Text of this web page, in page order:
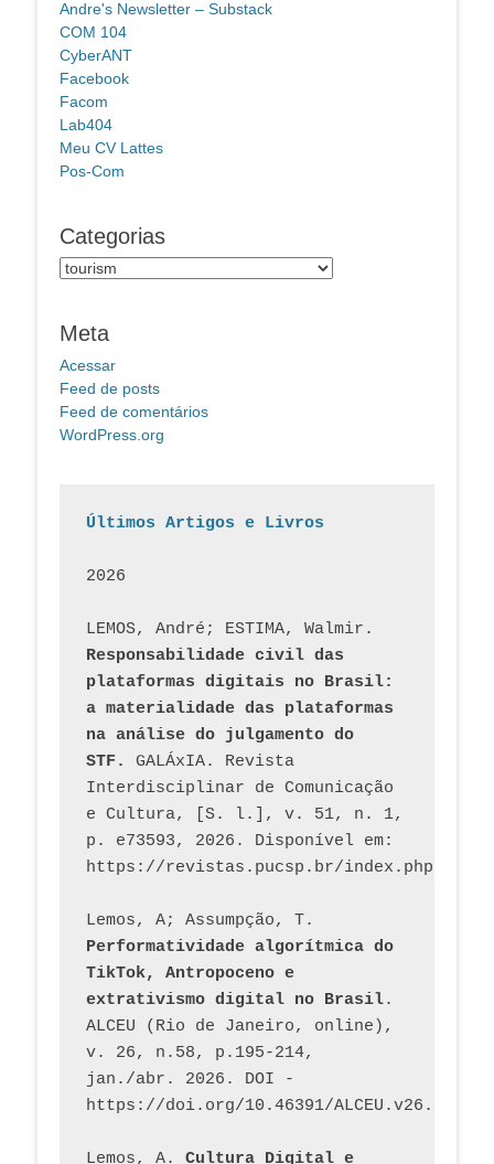
Andre's Newsletter – Substack
COM 104
CyberANT
Facebook
Facom
Lab404
Meu CV Lattes
Pos-Com
Categorias
Categorias
Meta
Acessar
Feed de posts
Feed de comentários
WordPress.org
Últimos Artigos e Livros
2026
Responsabilidade civil das
plataformas digitais no Brasil:
a materialidade das plataformas
na análise do julgamento do
STF.
GALÁxIA. Revista
Interdisciplinar de Comunicação
e Cultura, [S. l.], v. 51, n. 1,
p. e73593, 2026. Disponível em:
Performatividade algorítmica do
TikTok, Antropoceno e
extrativismo digital no Brasil.
ALCEU (Rio de Janeiro, online),
v. 26, n.58, p.195-214,
jan./abr. 2026. DOI -
https://doi.org/10.46391/
Lemos, A. Cultura Digital e